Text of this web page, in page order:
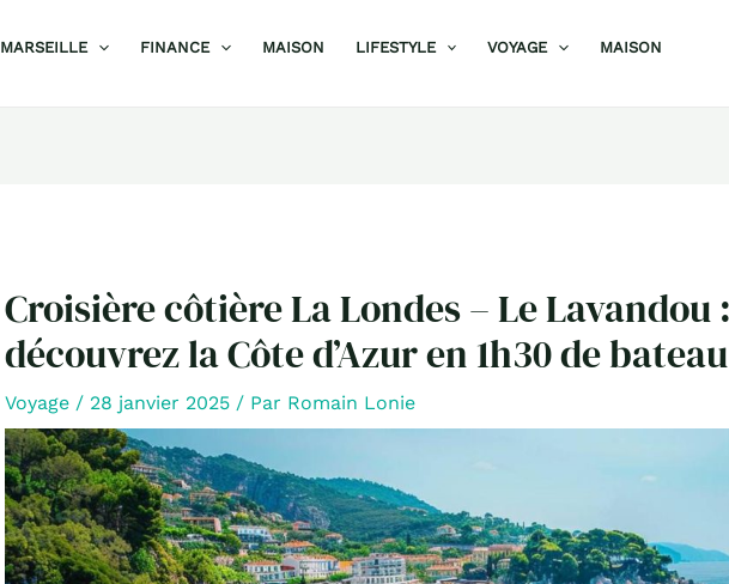
MARSEILLE FINANCE MAISON LIFESTYLE VOYAGE MAISON
Croisière côtière La Londes – Le Lavandou :
découvrez la Côte d’Azur en 1h30 de bateau
Voyage/ 28 janvier 2025 / Par Romain Lonie